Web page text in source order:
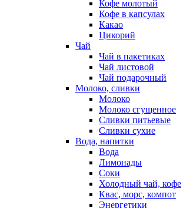
Кофе молотый
Кофе в капсулах
Какао
Цикорий
Чай
Чай в пакетиках
Чай листовой
Чай подарочный
Молоко, сливки
Молоко
Молоко сгущенное
Сливки питьевые
Сливки сухие
Вода, напитки
Вода
Лимонады
Соки
Холодный чай, кофе
Квас, морс, компот
Энергетики